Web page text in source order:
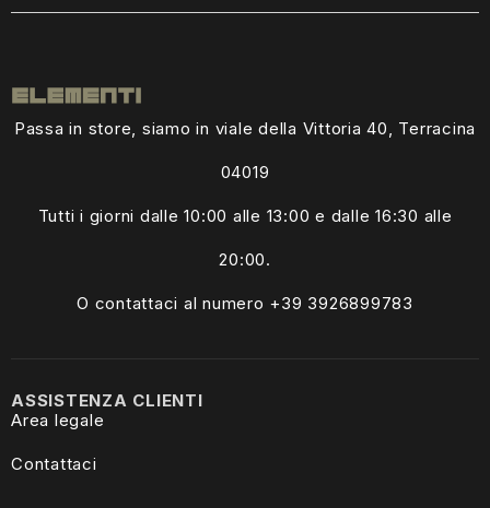
Passa in store, siamo in viale della Vittoria 40, Terracina
04019
Tutti i giorni dalle10:00 alle 13:00 e dalle 16:30 alle
20:00.
O contattaci al numero +39 3926899783
ASSISTENZA CLIENTI
Area legale
Contattaci